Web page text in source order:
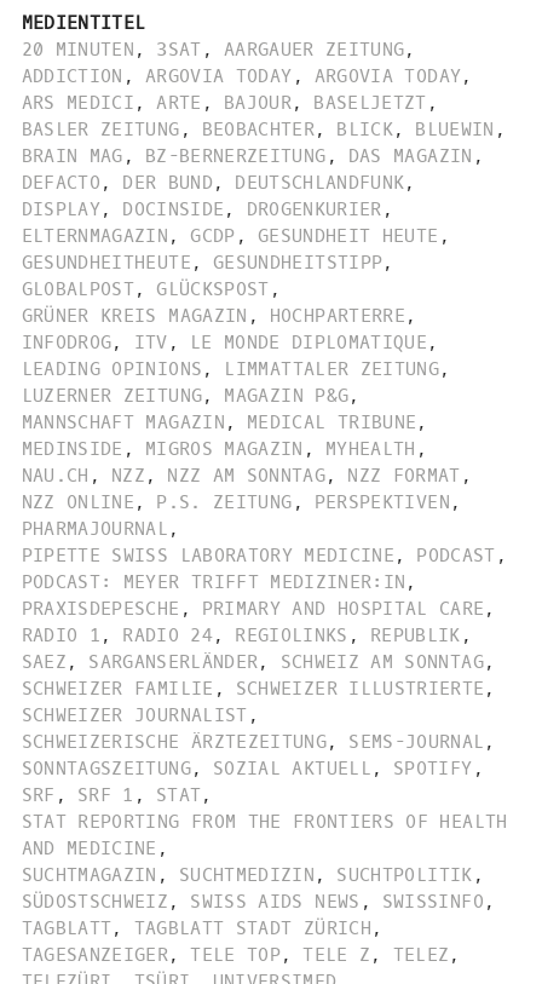
MEDIENTITEL
20 MINUTEN , 3SAT , AARGAUER ZEITUNG,
ADDICTION , ARGOVIA TODAY , ARGOVIA TODAY,
ARS MEDICI , ARTE , BAJOUR, BASELJETZT ,
BASLER ZEITUNG , BEOBACHTER, BLICK, BLUEWIN ,
BRAIN MAG , BZ-BERNERZEITUNG , DAS MAGAZIN ,
DEFACTO , DER BUND , DEUTSCHLANDFUNK,
DISPLAY, DOCINSIDE , DROGENKURIER ,
ELTERNMAGAZIN , GCDP , GESUNDHEIT HEUTE ,
GESUNDHEITHEUTE , GESUNDHEITSTIPP,
GLOBALPOST, GLÜCKSPOST ,
GRÜNER KREIS MAGAZIN , HOCHPARTERRE ,
INFODROG, ITV , LE MONDE DIPLOMATIQUE ,
LEADING OPINIONS , LIMMATTALER ZEITUNG,
LUZERNER ZEITUNG, MAGAZIN P&G,
MANNSCHAFT MAGAZIN , MEDICAL TRIBUNE ,
MEDINSIDE , MIGROS MAGAZIN , MYHEALTH ,
NAU.CH , NZZ , NZZ AM SONNTAG, NZZ FORMAT ,
NZZ ONLINE , P.S. ZEITUNG , PERSPEKTIVEN ,
PHARMAJOURNAL ,
PIPETTE SWISS LABORATORY MEDICINE , PODCAST ,
PODCAST: MEYER TRIFFT MEDIZINER:IN ,
PRAXISDEPESCHE , PRIMARY AND HOSPITAL CARE ,
RADIO 1 , RADIO 24, REGIOLINKS , REPUBLIK ,
SAEZ , SARGANSERLÄNDER, SCHWEIZ AM SONNTAG,
SCHWEIZER FAMILIE , SCHWEIZER ILLUSTRIERTE ,
SCHWEIZER JOURNALIST ,
SCHWEIZERISCHE ÄRZTEZEITUNG, SEMS-JOURNAL ,
SONNTAGSZEITUNG, SOZIAL AKTUELL , SPOTIFY ,
SRF , SRF 1 , STAT,
STAT REPORTING FROM THE FRONTIERS OF HEALTH
AND MEDICINE ,
SUCHTMAGAZIN , SUCHTMEDIZIN , SUCHTPOLITIK ,
SÜDOSTSCHWEIZ , SWISS AIDS NEWS , SWISSINFO ,
TAGBLATT, TAGBLATT STADT ZÜRICH ,
TAGESANZEIGER, TELE TOP, TELE Z , TELEZ ,